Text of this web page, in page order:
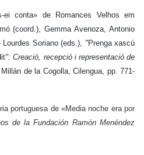
ei conta» de Romances Velhos em
(coord.), Gemma Avenoza, Antonio
Soriano (eds.), "Prenga xascú
": Creació, recepció i representació de
de la Cogolla, Cilengua, pp. 771-
portuguesa de «Media noche era por
de la Fundación Ramón Menéndez